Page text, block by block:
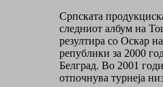
Српската
следниот албум на
резултира со Оскар
републики за 2000
Белград. Во 2001
отпочнува турнеја